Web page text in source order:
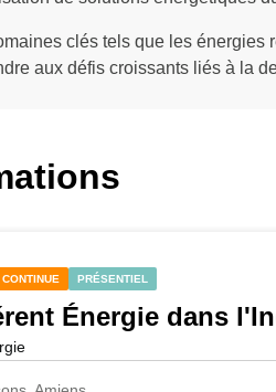
clés tels que les
aux défis croissants liés à la
PRÉSENTIEL
Énergie dans